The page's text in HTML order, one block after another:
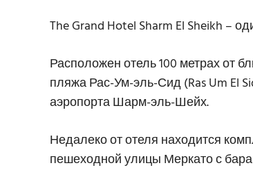
The Grand Hotel Sharm El Sheikh –
Расположен отель 100 метрах от
пляжа Рас-Ум-эль-Сид (Ras Um El
аэропорта Шарм-эль-Шейх.
Недалеко от отеля находится
пешеходной улицы Меркато с